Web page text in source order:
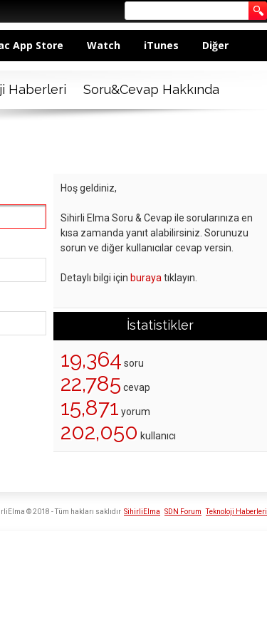
App Store Watch iTunes Diğer
Haberleri Soru&Cevap Hakkında
Hoş geldiniz,
Sihirli Elma Soru & Cevap ile sorularınıza en
kısa zamanda yanıt alabilirsiniz. Sorunuzu
sorun ve diğer kullanıcılar cevap versin.
Detaylı bilgi için buraya tıklayın.
İstatistikler
19,364 soru
22,785 cevap
15,871 yorum
202,050 kullanıcı
SihirliElma SDN Forum Teknoloji Haberleri
© 2018 - Tüm hakları saklıdır